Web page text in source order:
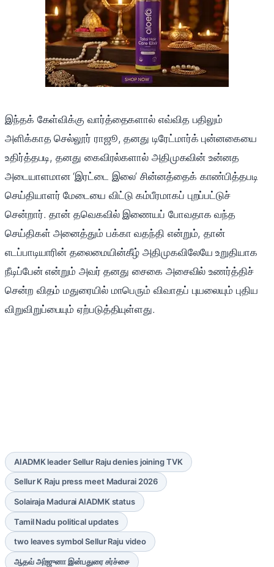
இந்தக் கேள்விக்கு வார்த்தைகளால் எவ்வித பதிலும்
அளிக்காத செல்லூர் ராஜூ, தனது டிரேட்மார்க் புன்னகையை
உதிர்த்தபடி, தனது கைவிரல்களால் அதிமுகவின் உன்னத
அடையாளமான ‘இரட்டை இலை’ சின்னத்தைக் காண்பித்தபடி
செய்தியாளர் மேடையை விட்டு கம்பீரமாகப் புறப்பட்டுச்
சென்றார். தான் தவெகவில் இணையப் போவதாக வந்த
செய்திகள் அனைத்தும் பக்கா வதந்தி என்றும், தான்
எடப்பாடியாரின் தலைமையின்கீழ் அதிமுகவிலேயே உறுதியாக
நீடிப்பேன் என்றும் அவர் தனது சைகை அசைவில் உணர்த்திச்
சென்ற விதம் மதுரையில் மாபெரும் விவாதப் புயலையும் புதிய
விறுவிறுப்பையும் ஏற்படுத்தியுள்ளது.
AIADMK leader Sellur Raju denies joining TVK
Sellur K Raju press meet Madurai 2026
Solairaja Madurai AIADMK status
Tamil Nadu political updates
two leaves symbol Sellur Raju video
ஆதவ் அர்ஜுனா இன்பதுரை சர்ச்சை